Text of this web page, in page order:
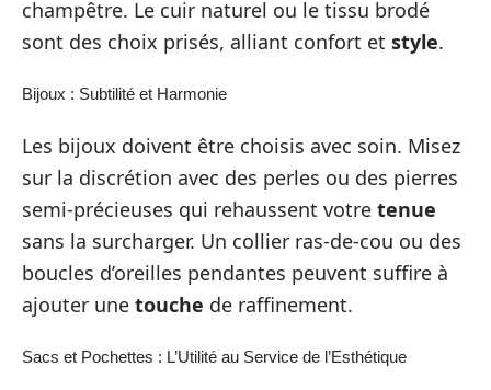
champêtre. Le cuir naturel ou le tissu brodé
sont des choix prisés, alliant confort et style.
Bijoux : Subtilité et Harmonie
Les bijoux doivent être choisis avec soin. Misez
sur la discrétion avec des perles ou des pierres
semi-précieuses qui rehaussent votre tenue
sans la surcharger. Un collier ras-de-cou ou des
boucles d’oreilles pendantes peuvent suffire à
ajouter une touche de raffinement.
Sacs et Pochettes : L’Utilité au Service de l’Esthétique